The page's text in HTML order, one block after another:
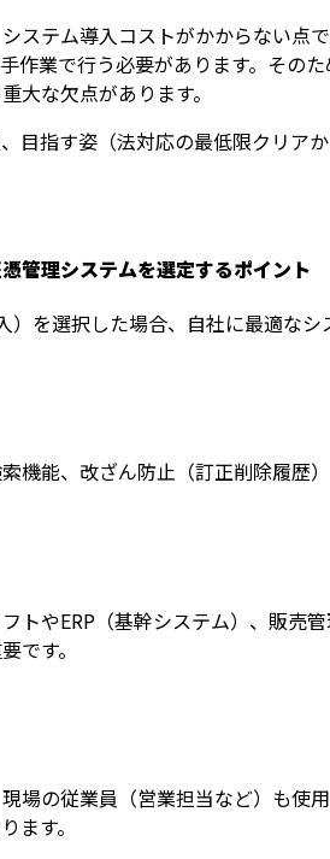
ステム導入コストがかからない点
作業で行う必要があります。その
大な欠点があります。
目指す姿（法対応の最低限クリア
管理システムを選定するポイント
）を選択した場合、自社に最適な
機能、改ざん防止（訂正削除履歴
トやERP（基幹システム）、販売
です。
場の従業員（営業担当など）も使
ます。